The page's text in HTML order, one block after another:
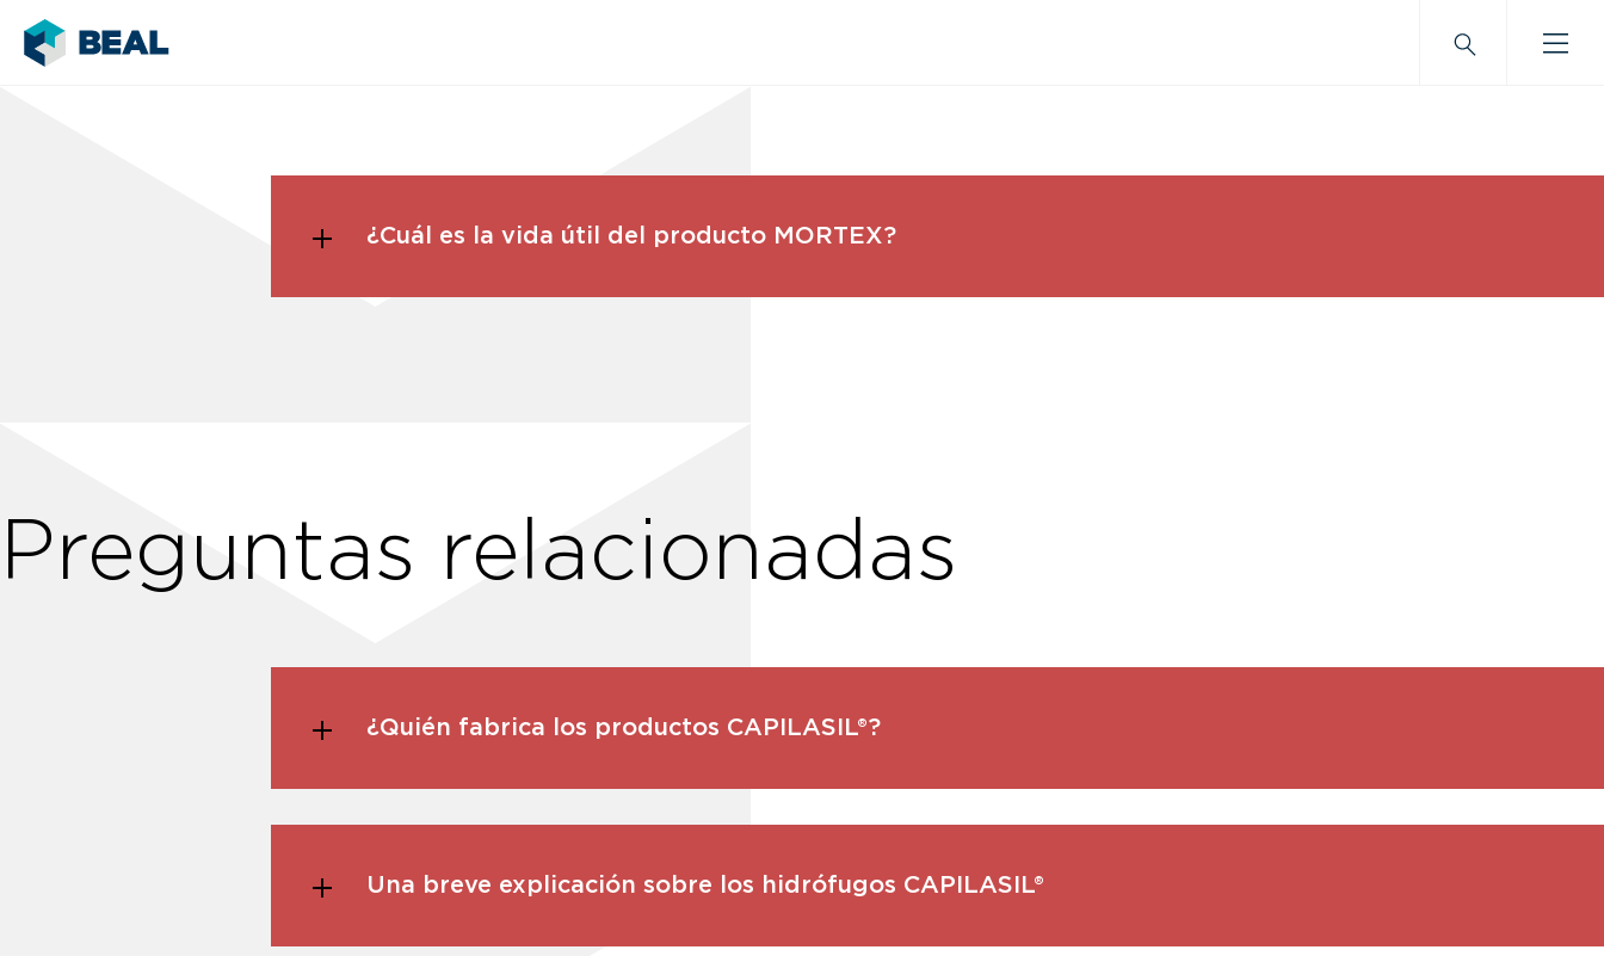
¿Cuál es la vida útil del producto MORTEX?
Preguntas relacionadas
¿Quién fabrica los productos CAPILASIL®?
Una breve explicación sobre los hidrófugos CAPILASIL®